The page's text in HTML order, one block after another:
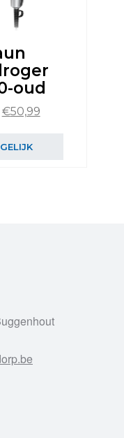
oud
Oorspronkelijke
was:
€50,99Huidige